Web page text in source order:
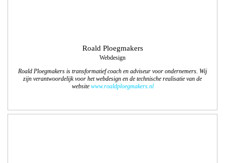
Roald Ploegmakers
Webdesign
Roald Ploegmakers is transformatief coach en adviseur voor ondernemers. Wij
zijn verantwoordelijk voor het webdesign en de technische realisatie van de
website www.roaldploegmakers.nl